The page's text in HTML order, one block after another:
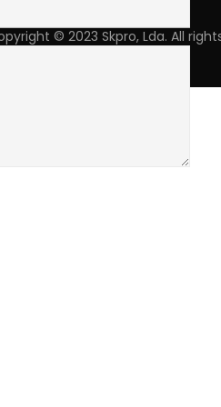
© 2023 Skpro, Lda. All